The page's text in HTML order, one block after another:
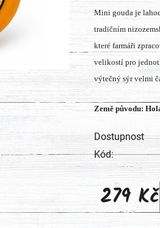
produktu
je
0,0
z
5
Mini gouda je
tradičním
které farmáři
velikostí pro
výtečný sýr velmi
Země původu:
Dostupnost
Kód:
279 Kč